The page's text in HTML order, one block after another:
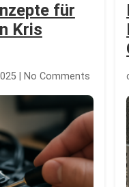
für
Kris
| No Comments